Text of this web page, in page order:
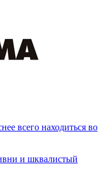
всего находиться во
и шквалистый